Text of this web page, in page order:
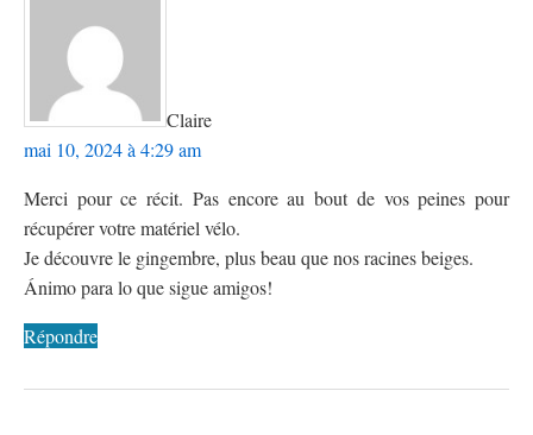
Claire
mai 10, 2024 à 4:29 am
Merci pour ce récit. Pas encore au bout de vos peines pour
récupérer votre matériel vélo.
Je découvre le gingembre, plus beau que nos racines beiges.
Ánimo para lo que sigue amigos!
Répondre